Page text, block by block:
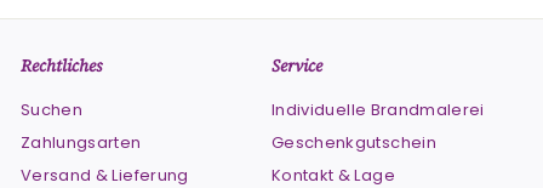
Rechtliches
Suchen
Zahlungsarten
Versand & Lieferung
Service
Individuelle Brandmalerei
Geschenkgutschein
Kontakt & Lage